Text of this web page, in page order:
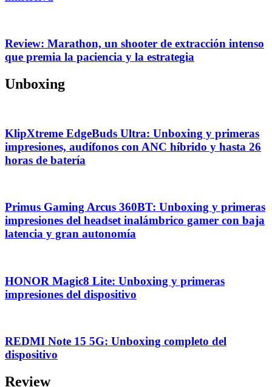
Review: Marathon, un shooter de extracción intenso
que premia la paciencia y la estrategia
Unboxing
KlipXtreme EdgeBuds Ultra: Unboxing y primeras
impresiones, audífonos con ANC híbrido y hasta 26
horas de batería
Primus Gaming Arcus 360BT: Unboxing y primeras
impresiones del headset inalámbrico gamer con baja
latencia y gran autonomía
HONOR Magic8 Lite: Unboxing y primeras
impresiones del dispositivo
REDMI Note 15 5G: Unboxing completo del
dispositivo
Review